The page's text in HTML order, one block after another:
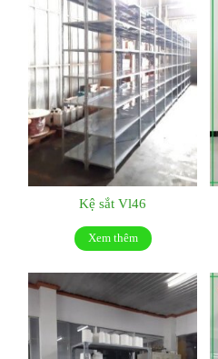
Kệ sắt Vl46
Xem thêm